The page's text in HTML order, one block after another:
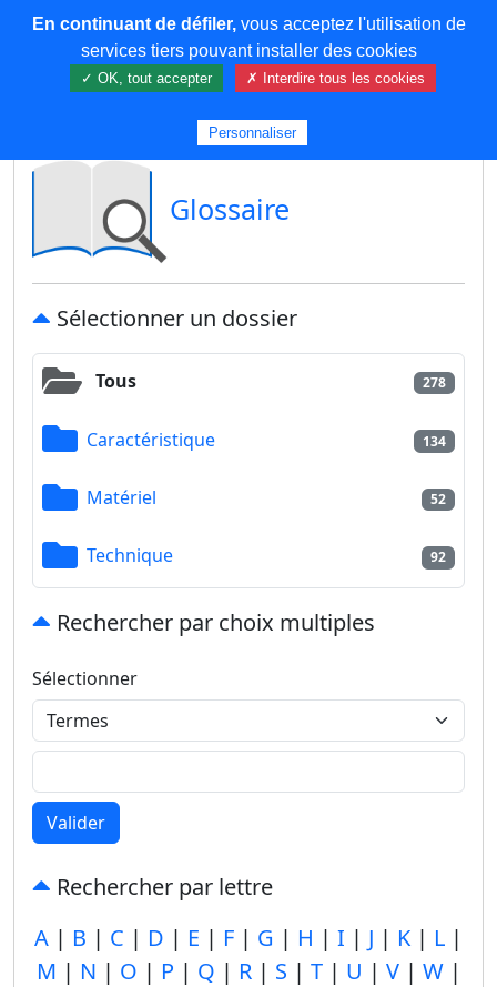
COREMA
Glossaire
Sélectionner un dossier
Tous 278
Caractéristique 134
Matériel 52
Technique 92
Rechercher par choix multiples
Sélectionner
Valider
Rechercher par lettre
A | B | C | D | E | F | G | H | I | J | K | L |
M | N | O | P | Q | R| S | T| U | V| W|
En continuant de défiler,vous acceptez l'utilisation de
services tiers pouvant installer des cookies
✓ OK, tout accepter ✗ Interdire tous les cookies
Personnaliser